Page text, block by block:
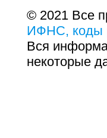
© 2021 Все
ИФНС, коды
Вся
некоторые